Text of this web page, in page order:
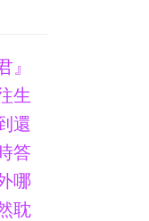
』
生
還
答
哪
耽